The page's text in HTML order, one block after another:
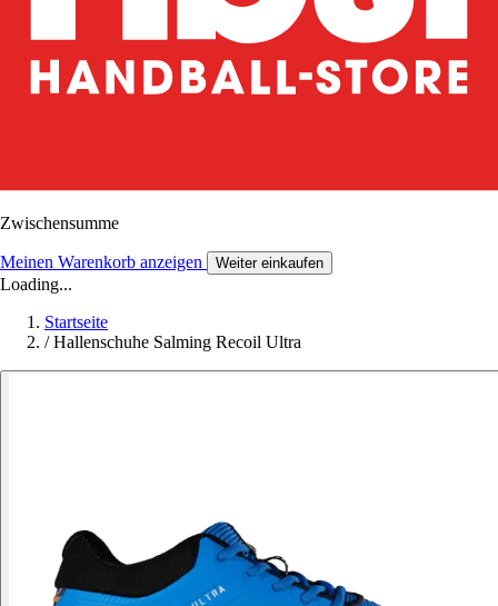
Zwischensumme
Meinen Warenkorb anzeigen Weiter einkaufen
Loading...
Startseite
/ Hallenschuhe Salming Recoil Ultra